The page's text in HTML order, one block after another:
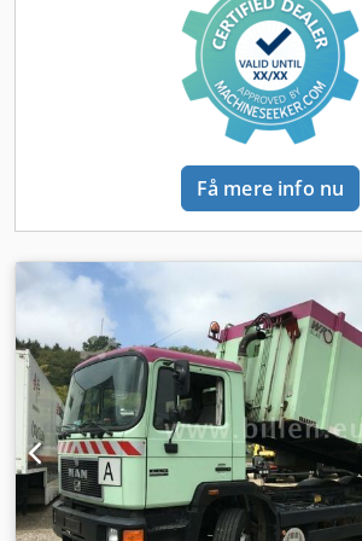
presenninger, skilte, lakeringer osv. *
/ lastfastgørelse * TÜV-godkendelser,
Transport af erhvervskøretøjer Kontakt
personale, vi rådgiver dig gerne.
Referencenummer til forespørgsler:
Produktionsår: 2013 * ABS,
elektronisk bremsesystem * El-ruder *
Automatisk klimaanlæg * Luftaffjedring *
Servostyring * Sædevarme *
hydraulik * Frontlift * Bordcomputer *
* Efterløbende styreaksel * Digital
Forberedelse til OBU (on-board unit) *
Tågelygter * Komfortabelt affjedret sæde
Automatisk * Affjedring: Bladfjedre /
Totalvægt: 26.000 kg * Egenvægt: 17.680
8.320 kg * Tilladt totalvægt: 26.000 kg *
40% -- 40% - Dækstørrelse: 315/70
aksel: 30%|30% -- 30%|30% -
Dækstand 3. aksel: 30% -- 30% -
* Akselafstand: 4200 mm *
Opbygning: Faun * Frontpress 533
spejle, spejlvarme * Bakkamera * Radio *
Differentialespærre * Vognbaneassistent
315/70R22,5, ca. 20-40-20% slid * Tysk
Rofx Ah Ioha * Netto-salg inden for EU
gennemført med momsdepot og
registrering i destinationslandet
kun til erhvervsdrivende, transport til
Dette tilbud er uforpligtende og kan
mellemsalg forbeholdes. Ingen garanti
Få mere info nu